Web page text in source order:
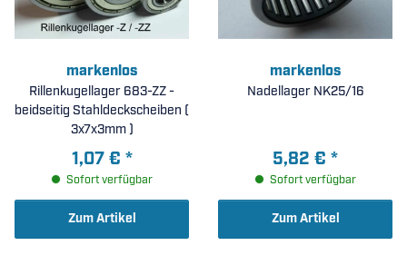
markenlos
Rillenkugellager 683-ZZ -
beidseitig Stahldeckscheiben (
3x7x3mm )
1,07 € *
Sofort verfügbar
Zum Artikel
markenlos
Nadellager NK25/16
5,82 € *
Sofort verfügbar
Zum Artikel